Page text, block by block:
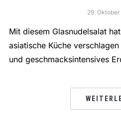
29.
Mit diesem Glasnudelsalat
asiatische Küche verschlagen
und geschmacksintensives